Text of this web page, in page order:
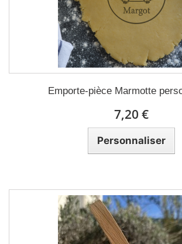
Emporte-pièce Marmotte
7,20 €
Personnaliser